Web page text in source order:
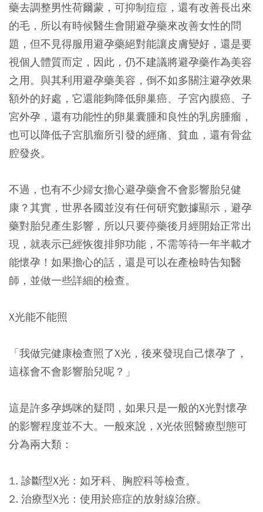
藥去調整男性荷爾蒙，可抑制痘痘，還有改善長出來
的毛，所以有時候醫生會開避孕藥來改善女性的問
題，但不見得服用避孕藥絕對能讓皮膚變好，還是要
視個人體質而定，因此，仍不建議將避孕藥作為美容
之用。與其利用避孕藥美容，倒不如多關注避孕效果
額外的好處，它還能夠降低卵巢癌、子宮內膜癌、子
宮外孕，還有功能性的卵巢囊腫和良性的乳房腫瘤，
也可以降低子宮肌瘤所引發的經痛、貧血，還有骨盆
腔發炎。
不過，也有不少婦女擔心避孕藥會不會影響胎兒健
康？其實，世界各國並沒有任何研究數據顯示，避孕
藥對胎兒產生影響，所以只要停藥後月經開始正常出
現，就表示已經恢復排卵功能，不需等待一年半載才
能懷孕！如果擔心的話，還是可以在產檢時告知醫
師，並做一些詳細的檢查。
X光能不能照
「我做完健康檢查照了X光，後來發現自己懷孕了，
這樣會不會影響胎兒呢？」
這是許多孕媽咪的疑問，如果只是一般的X光對懷孕
的影響程度並不大。一般來說，X光依照醫療型態可
分為兩大類：
1. 診斷型X光：如牙科、胸腔科等檢查。
2. 治療型X光：使用於癌症的放射線治療。